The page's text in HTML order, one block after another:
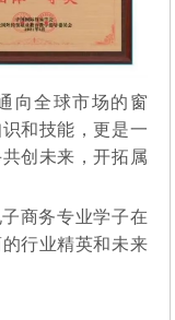
向全球市场的窗
和技能，更是一
创未来，开拓属
商务专业学子在
行业精英和未来